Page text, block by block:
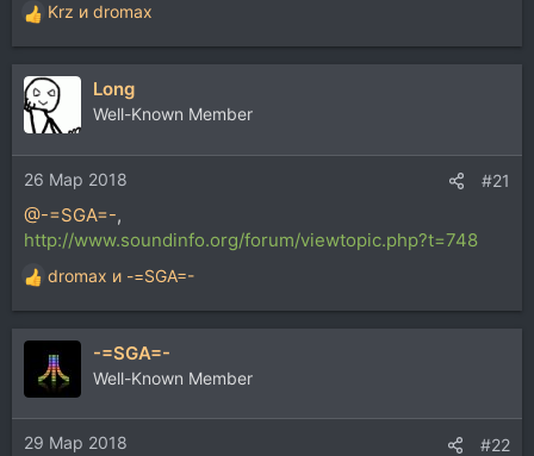
Р
е
а
к
ц
и
и
:
Krz и dromax
Long
Well-Known Member
26 Мар 2018 #21
@-=SGA=-,
http://www.soundinfo.org/forum/viewtopic.php?t=748
Р
е
а
и
и
:
dromax и -=SGA=-
-=SGA=-
Well-Known Member
29 Мар 2018 #22